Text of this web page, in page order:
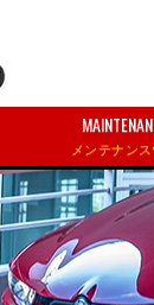
メンテナン